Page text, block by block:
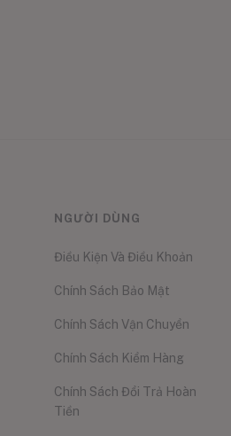
NGƯỜI DÙNG
Điều Kiện Và Điều Khoản
Chính Sách Bảo Mật
Chính Sách Vận Chuyển
Chính Sách Kiểm Hàng
Chính Sách Đổi Trả Hoàn
Tiền